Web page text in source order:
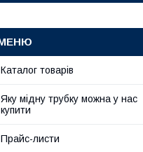
Каталог товарів
Яку мідну трубку можна у нас
купити
Прайс-листи